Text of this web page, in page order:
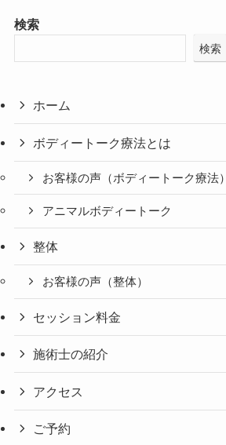
検索
検索
ホーム
ボディートーク療法とは
お客様の声（ボディートーク療法）
アニマルボディートーク
整体
お客様の声（整体）
セッション料金
施術士の紹介
アクセス
ご予約